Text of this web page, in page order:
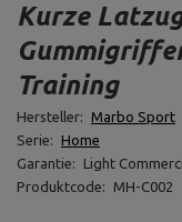
Kurze
Training
Hersteller: Marbo Sport
Serie: Home
Garantie:
Light
Produktcode:
MH-C002